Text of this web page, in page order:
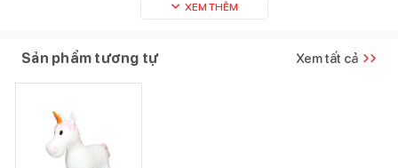
XEM THÊM
Sản phẩm tương tự Xem tất cả